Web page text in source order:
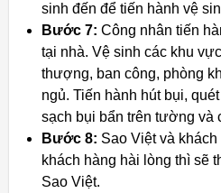
sinh đến để tiến hành vệ
Bước 7: Công nhân tiến
tại nhà. Vệ sinh các khu
thượng, ban công, phòng
ngủ. Tiến hành hút bụi,
sạch bụi bẩn trên tường và
Bước 8: Sao Việt và
khách hàng hài lòng thì sẽ
Sao Việt.